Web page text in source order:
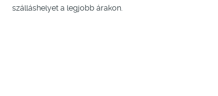
szálláshelyet a legjobb árakon.